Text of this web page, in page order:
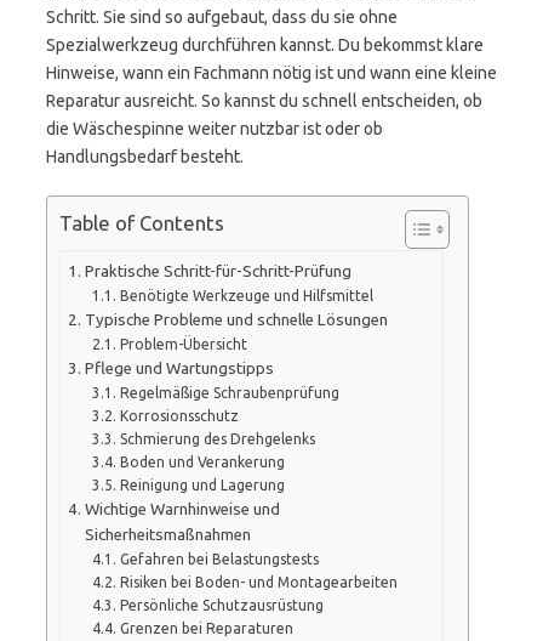
Schritt. Sie sind so aufgebaut, dass du sie ohne
Spezialwerkzeug durchführen kannst. Du bekommst klare
Hinweise, wann ein Fachmann nötig ist und wann eine kleine
Reparatur ausreicht. So kannst du schnell entscheiden, ob
die Wäschespinne weiter nutzbar ist oder ob
Handlungsbedarf besteht.
Table of Contents
Praktische Schritt-für-Schritt-Prüfung
Benötigte Werkzeuge und Hilfsmittel
Typische Probleme und schnelle Lösungen
Problem-Übersicht
Pflege und Wartungstipps
Regelmäßige Schraubenprüfung
Korrosionsschutz
Schmierung des Drehgelenks
Boden und Verankerung
Reinigung und Lagerung
Wichtige Warnhinweise und
Sicherheitsmaßnahmen
Gefahren bei Belastungstests
Risiken bei Boden- und Montagearbeiten
Persönliche Schutzausrüstung
Grenzen bei Reparaturen